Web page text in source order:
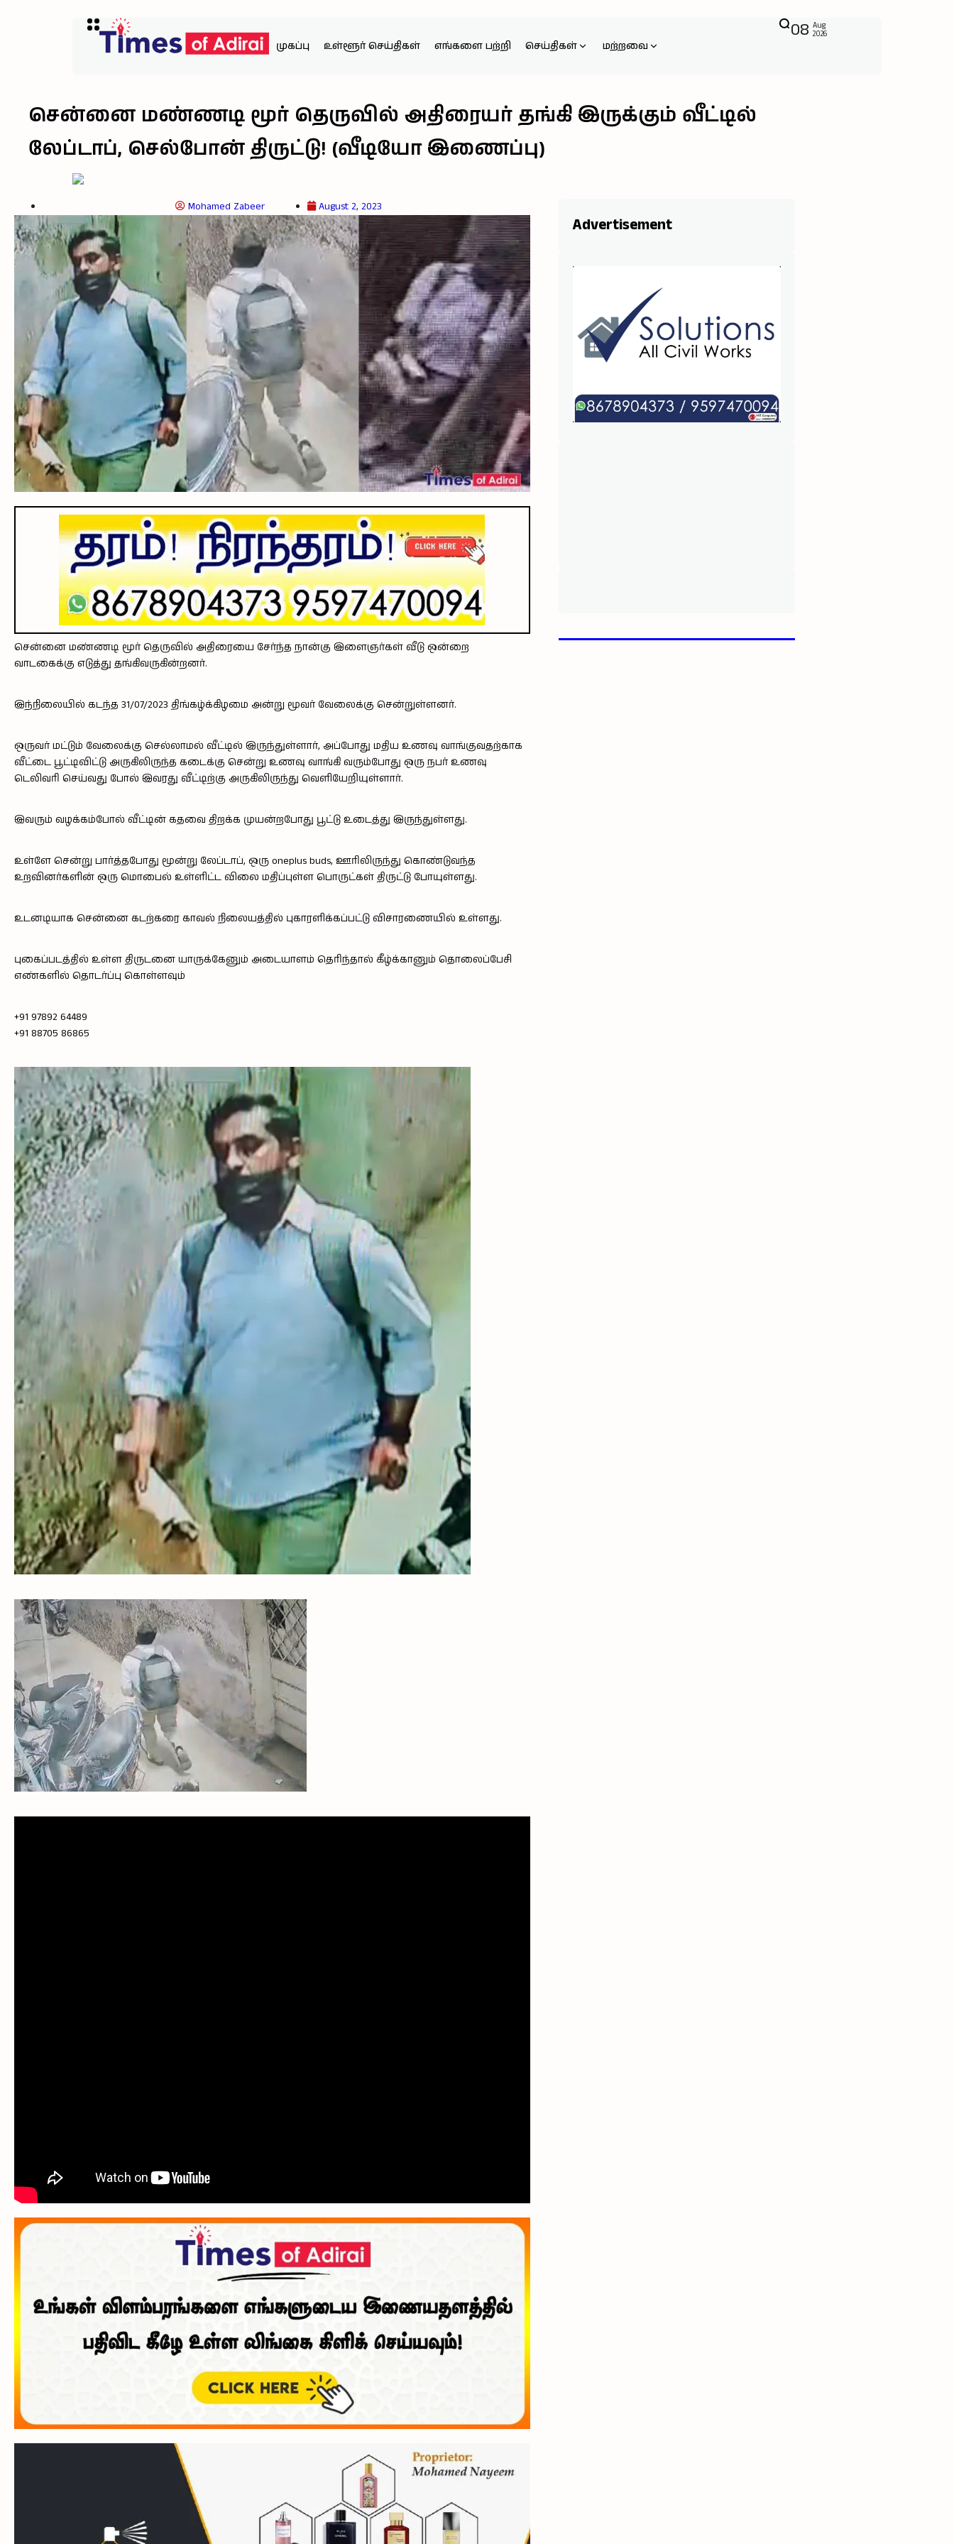
முகப்பு உள்ளூர் செய்திகள் எங்களை பற்றி செய்திகள் மற்றவை
08 Aug
2026
சென்னை மண்ணடி மூர் தெருவில் அதிரையர் தங்கி இருக்கும் வீட்டில்
லேப்டாப், செல்போன் திருட்டு! (வீடியோ இணைப்பு)
Mohamed Zabeer August 2, 2023
சென்னை மண்ணடி மூர் தெருவில் அதிரையை சேர்ந்த நான்கு இளைஞர்கள் வீடு ஒன்றை
வாடகைக்கு எடுத்து தங்கிவருகின்றனர்.
இந்நிலையில் கடந்த 31/07/2023 திங்கழ்க்கிழமை அன்று மூவர் வேலைக்கு சென்றுள்ளனர்.
ஒருவர் மட்டும் வேலைக்கு செல்லாமல் வீட்டில் இருந்துள்ளார், அப்போது மதிய உணவு வாங்குவதற்காக
வீட்டை பூட்டிவிட்டு அருகிலிருந்த கடைக்கு சென்று உணவு வாங்கி வரும்போது ஒரு நபர் உணவு
டெலிவரி செய்வது போல் இவரது வீட்டிற்கு அருகிலிருந்து வெளியேறியுள்ளார்.
இவரும் வழக்கம்போல் வீட்டின் கதவை திறக்க முயன்றபோது பூட்டு உடைத்து இருந்துள்ளது.
உள்ளே சென்று பார்த்தபோது மூன்று லேப்டாப், ஒரு oneplus buds, ஊரிலிருந்து கொண்டுவந்த
உறவினர்களின் ஒரு மொபைல் உள்ளிட்ட விலை மதிப்புள்ள பொருட்கள் திருட்டு போயுள்ளது.
உடனடியாக சென்னை கடற்கரை காவல் நிலையத்தில் புகாரளிக்கப்பட்டு விசாரணையில் உள்ளது.
புகைப்படத்தில் உள்ள திருடனை யாருக்கேனும் அடையாளம் தெரிந்தால் கீழ்க்கானும் தொலைப்பேசி
எண்களில் தொடர்ப்பு கொள்ளவும்
+91 97892 64489
+91 88705 86865
Advertisement